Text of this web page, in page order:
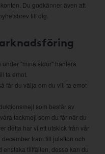
Du godkänner även att
till dig.
"mina sidor" hantera
ta emot.
får du välja om du vill ta emot
som består av
tackmejl som du får när du
detta har vi ett utskick från vår
fram till julafton och
enstaka tillfällen, dessa kan du